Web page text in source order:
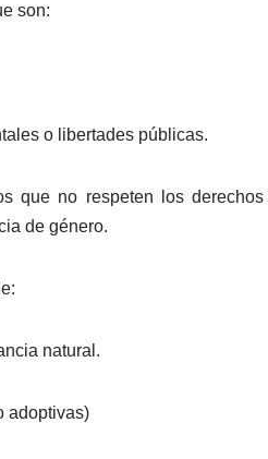
son:
o libertades públicas.
que no respeten los
de género.
natural.
adoptivas)